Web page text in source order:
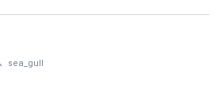
sea_gull